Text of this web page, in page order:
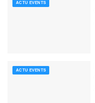
ACTU EVENTS
ACTU EVENTS